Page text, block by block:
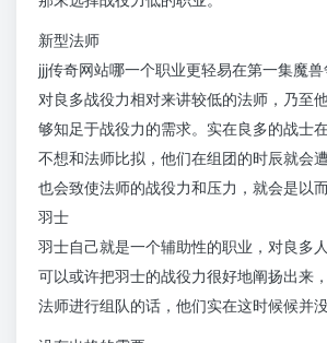
新型法师
jjj传奇网站哪一个职业更轻易在第一集魔
对良多战役力相对来讲较低的法师，乃至
够知足于战役力的需求。实在良多的战士
不想和法师比拟，他们在组团的时辰就会
也会致使法师的战役力和压力，就会是以而
羽士
羽士自己就是一个辅助性的职业，对良多
可以或许把羽士的战役力很好地阐扬出来
法师进行组队的话，他们实在这时候候并